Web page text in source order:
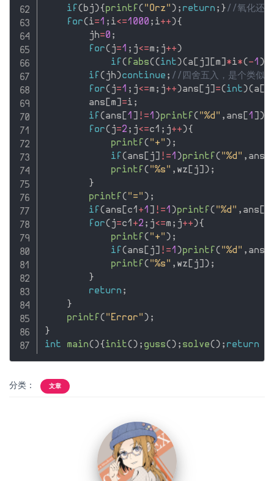
if (bj){printf ( "Orz" ) ; return ; } //氧化还原
for(i=1 ; i<=1000 ; i++){
        jh
=0 ;
for( j=1 ; j<=m ; j++)
if ( fabs((int)(a [ j] [m] *i*(-1 )
if ( jh)continue ; //四舍五入，是个类似
for( j=1 ; j<=m ; j++)ans [ j] =(int)(a [
        ans
[m] =i ;
if (ans [1 ] !=1 )printf ( "%d" , ans [1 ] )
for( j=2 ; j<=c1 ; j++){
printf ( "+" ) ;
if (ans [ j] !=1 )printf ( "%d" , ans
printf ( "%s" , wz [ j] ) ;
}
printf ( "=" ) ;
if (ans [c1 +1 ] !=1 )printf ( "%d" , ans [
for( j=c1 +2 ; j<=m ; j++){
printf ( "+" ) ;
if (ans [ j] !=1 )printf ( "%d" , ans
printf ( "%s" , wz [ j] ) ;
}
return ;
}
printf ( "Error" ) ;
}
int
main(){init() ; guss() ; solve() ; return
分类： 文章